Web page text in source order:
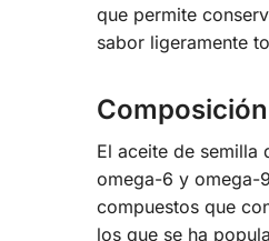
que permite
sabor ligeramente
El aceite de semilla
omega-6 y omega-
compuestos que
los que se ha